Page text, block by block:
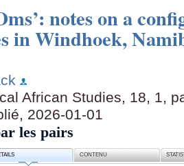
notes on a
in Windhoek,
African Studies, 18, 1,
2026-01-01
les pairs
CONTENU